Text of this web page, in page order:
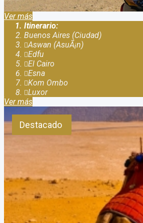
Ver más
Itinerario:
Buenos Aires (Ciudad)
Aswan (AsuÃ¡n)
Edfu
El Cairo
Esna
Kom Ombo
Luxor
Ver más
Destacado